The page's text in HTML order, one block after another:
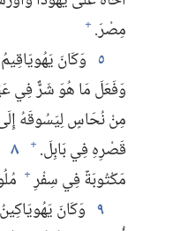
مِصْرَ.‏ +
٥ وَكَانَ يَهُويَاقِيمُ
وَفَعَلَ مَا هُوَ شَرٌّ فِي
مِنْ نُحَاسٍ لِيَسُوقَهُ
قَصْرِهِ فِي بَابِلَ.‏ + ٨
مَكْتُوبَةٌ فِي سِفْرِ+
٩ وَكَانَ يَهُويَاكِينُ